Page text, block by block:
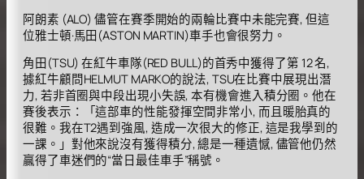
阿朗素 (ALO) 儘管在賽季開始的兩輪比賽中未能完賽, 但這
位雅士頓·馬田(ASTON MARTIN)車手也會很努力。
角田(TSU) 在紅牛車隊(RED BULL)的首秀中獲得了第 12 名,
據紅牛顧問HELMUT MARKO的說法, TSU在比賽中展現出潛
力, 若非首圈與中段出現小失誤, 本有機會進入積分圈。他在
賽後表示：「這部車的性能發揮空間非常小, 而且暖胎真的
很難。我在T2遇到強風, 造成一次很大的修正, 這是我學到的
一課。」對他來說沒有獲得積分, 總是一種遺憾, 儘管他仍然
贏得了車迷們的“當日最佳車手”稱號。